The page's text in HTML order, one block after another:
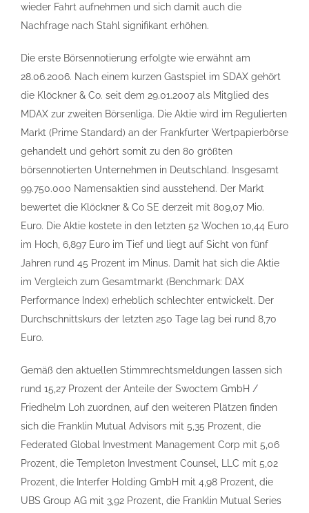
wieder Fahrt aufnehmen und sich damit auch die
Nachfrage nach Stahl signifikant erhöhen.
Die erste Börsennotierung erfolgte wie erwähnt am
28.06.2006. Nach einem kurzen Gastspiel im SDAX gehört
die Klöckner & Co. seit dem 29.01.2007 als Mitglied des
MDAX zur zweiten Börsenliga. Die Aktie wird im Regulierten
Markt (Prime Standard) an der Frankfurter Wertpapierbörse
gehandelt und gehört somit zu den 80 größten
börsennotierten Unternehmen in Deutschland. Insgesamt
99.750.000 Namensaktien sind ausstehend. Der Markt
bewertet die Klöckner & Co SE derzeit mit 809,07 Mio.
Euro. Die Aktie kostete in den letzten 52 Wochen 10,44 Euro
im Hoch, 6,897 Euro im Tief und liegt auf Sicht von fünf
Jahren rund 45 Prozent im Minus. Damit hat sich die Aktie
im Vergleich zum Gesamtmarkt (Benchmark: DAX
Performance Index) erheblich schlechter entwickelt. Der
Durchschnittskurs der letzten 250 Tage lag bei rund 8,70
Euro.
Gemäß den aktuellen Stimmrechtsmeldungen lassen sich
rund 15,27 Prozent der Anteile der Swoctem GmbH /
Friedhelm Loh zuordnen, auf den weiteren Plätzen finden
sich die Franklin Mutual Advisors mit 5,35 Prozent, die
Federated Global Investment Management Corp mit 5,06
Prozent, die Templeton Investment Counsel, LLC mit 5,02
Prozent, die Interfer Holding GmbH mit 4,98 Prozent, die
UBS Group AG mit 3,92 Prozent, die Franklin Mutual Series